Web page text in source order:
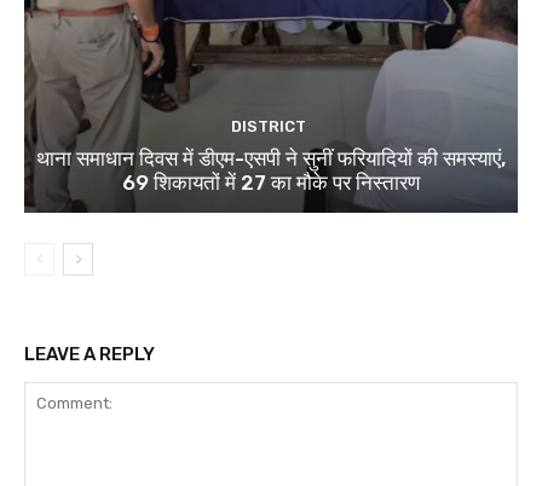
DISTRICT
थाना समाधान दिवस में डीएम-एसपी ने सुनीं फरियादियों की समस्याएं,
69 शिकायतों में 27 का मौके पर निस्तारण
LEAVE A REPLY